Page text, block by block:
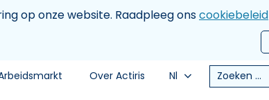
op onze website. Raadpleeg onscookiebeleid
Over Actiris Nl Zoeken